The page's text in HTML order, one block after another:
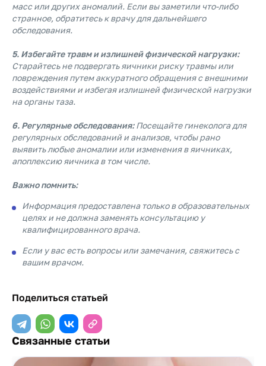
масс или других аномалий. Если вы заметили что-либо
странное, обратитесь к врачу для дальнейшего
обследования.
5. Избегайте травм и излишней физической нагрузки:
Старайтесь не подвергать яичники риску травмы или
повреждения путем аккуратного обращения с внешними
воздействиями и избегая излишней физической нагрузки
на органы таза.
6. Регулярные обследования:Посещайте гинеколога для
регулярных обследований и анализов, чтобы рано
выявить любые аномалии или изменения в яичниках,
апоплексию яичника в том числе.
Важно помнить:
Информация предоставлена только в образовательных
целях и не должна заменять консультацию у
квалифицированного врача.
Если у вас есть вопросы или замечания, свяжитесь с
вашим врачом.
Поделиться статьей
Связанные статьи